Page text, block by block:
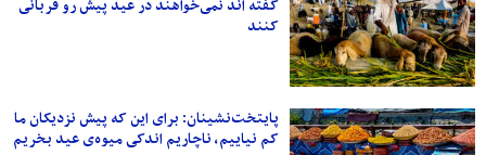
گفته اند نمی‌خواهند در عید پیش‌ رو قربانی
کنند
پایتخت‌نشینان: برای این که پیش نزدیکان ما
کم نیاییم، ناچاریم اندکی میوه‌ی عید بخریم